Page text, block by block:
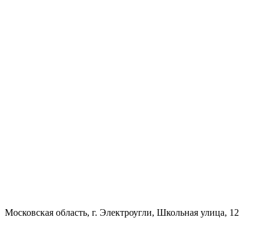
Московская область, г. Электроугли, Школьная улица, 12